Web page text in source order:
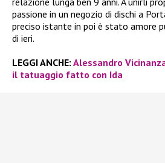
passione in un negozio di dischi a
preciso istante in poi è stato amore
di ieri.
LEGGI ANCHE: Alessandro
il tatuaggio fatto con Ida